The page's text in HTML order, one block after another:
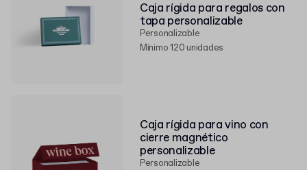
Caja rígida para regalos con
tapa personalizable
Personalizable
Mínimo 120 unidades
Caja rígida para vino con
cierre magnético
personalizable
Personalizable